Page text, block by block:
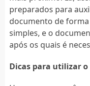
preparados para
documento de
simples, e o
após os quais é
Dicas para utilizar